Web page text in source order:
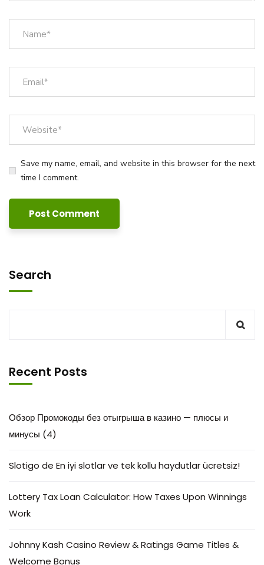
Save my name, email, and website in this browser for the next
time I comment.
Search
Recent Posts
Обзор Промокоды без отыгрыша в казино — плюсы и
минусы (4)
Slotigo de En iyi slotlar ve tek kollu haydutlar ücretsiz!
Lottery Tax Loan Calculator: How Taxes Upon Winnings
Work
Johnny Kash Casino Review & Ratings Game Titles &
Welcome Bonus